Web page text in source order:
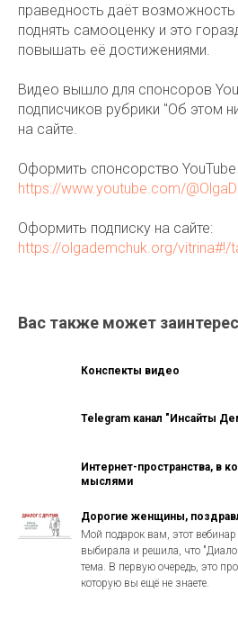
праведность даёт возможность
поднять самооценку и это
повышать её достижениями.
Видео вышло для спонсоров
подписчиков рубрики "Об этом
на сайте.
Оформить спонсорство YouTube
https://www.youtube.com/
Оформить подписку на сайте:
https://olgademchuk.org/vitrina#!/
Вас также может
Конспекты видео
Telegram канал "Инсайты
Интернет-пространства, в
мыслями
Дорогие женщины,
Мой подарок вам, этот
выбирала и решила, что
тема. В первую очередь, это
которую вы ещё не знаете.